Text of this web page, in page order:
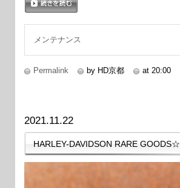
メンテナンス
Permalink by HD京都 at 20:00
2021.11.22
HARLEY-DAVIDSON RARE GOODS☆